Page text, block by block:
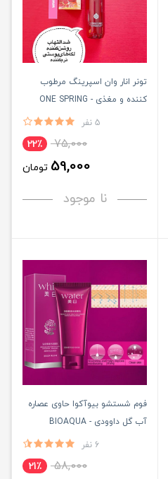
تونر انار وان اسپرینگ مرطوب
کننده و مغذی - ONE SPRING
5 نفر
75,000 22٪
59,000 تومان
نا موجود
فوم شستشو بیوآکوا حاوی عصاره
آب گل داوودی - BIOAQUA
6 نفر
58,000 21٪